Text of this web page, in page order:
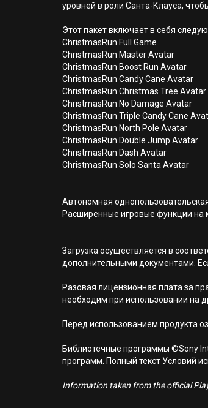
уровней в роли Санта-Клауса,
Этот пакет включает в себя
ChristmasRun Full Game
ChristmasRun Master Avatar
ChristmasRun Boost Run Avatar
ChristmasRun Candy Cane Avatar
ChristmasRun Christmas Tree Avatar
ChristmasRun No Damage Avatar
ChristmasRun Triple Candy Cane
ChristmasRun North Pole Avatar
ChristmasRun Double Jump Avatar
ChristmasRun Dash Avatar
ChristmasRun Solo Santa Avatar
Автономная
Расширенные игровые функции на
Загрузка осуществляется в
дополнительными документами.
Разовая лицензионная плата за
необходим при использовании на
Перед использованием продукта
Библиотечные программы ©Sony
программ. Полный текст Условий
Information taken from the official